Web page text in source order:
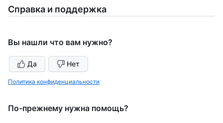
Справка и поддержка
Вы нашли что вам нужно?
Да Нет
Политика конфиденциальности
По-прежнему нужна помощь?